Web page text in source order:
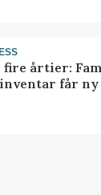
fire årtier:
får ny